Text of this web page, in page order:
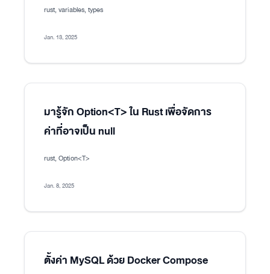
rust, variables, types
Jan. 13, 2025
มารู้จัก Option<T> ใน Rust เพื่อจัดการ
ค่าที่อาจเป็น null
rust, Option<T>
Jan. 8, 2025
ตั้งค่า MySQL ด้วย Docker Compose